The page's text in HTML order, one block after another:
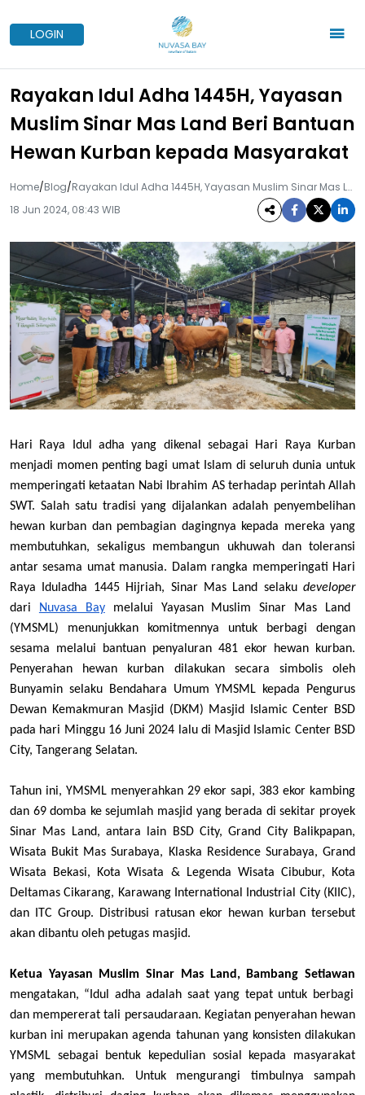
LOGIN
Rayakan Idul Adha 1445H, Yayasan
Muslim Sinar Mas Land Beri Bantuan
Hewan Kurban kepada Masyarakat
Home/Blog/
Rayakan Idul Adha 1445H, Yayasan Muslim Sinar Mas Land Beri Bantuan Hewan Kurban Kepada Masyarakat
18 Jun 2024, 08:43 WIB
Hari Raya Idul adha yang dikenal sebagai Hari Raya Kurban
menjadi momen penting bagi umat Islam di seluruh dunia untuk
memperingati ketaatan Nabi Ibrahim AS terhadap perintah Allah
SWT. Salah satu tradisi yang dijalankan adalah penyembelihan
hewan kurban dan pembagian dagingnya kepada mereka yang
membutuhkan, sekaligus membangun ukhuwah dan toleransi
antar sesama umat manusia. Dalam rangka memperingati Hari
Raya Iduladha 1445 Hijriah, Sinar Mas Land selaku developer
dari
Nuvasa Baymelalui Yayasan Muslim Sinar Mas Land
(YMSML) menunjukkan komitmennya untuk berbagi dengan
sesama melalui bantuan penyaluran 481 ekor hewan kurban.
Penyerahan hewan kurban dilakukan secara simbolis oleh
Bunyamin selaku Bendahara Umum YMSML kepada Pengurus
Dewan Kemakmuran Masjid (DKM) Masjid Islamic Center BSD
pada hari Minggu 16 Juni 2024 lalu di Masjid Islamic Center BSD
City, Tangerang Selatan.
Tahun ini, YMSML menyerahkan 29 ekor sapi, 383 ekor kambing
dan 69 domba ke sejumlah masjid yang berada di sekitar proyek
Sinar Mas Land, antara lain BSD City, Grand City Balikpapan,
Wisata Bukit Mas Surabaya, Klaska Residence Surabaya, Grand
Wisata Bekasi, Kota Wisata & Legenda Wisata Cibubur, Kota
Deltamas Cikarang, Karawang International Industrial City (KIIC),
dan ITC Group. Distribusi ratusan ekor hewan kurban tersebut
akan dibantu oleh petugas masjid.
Ketua Yayasan Muslim Sinar Mas Land, Bambang Setiawan
mengatakan, “Idul adha adalah saat yang tepat untuk berbagi
dan mempererat tali persaudaraan. Kegiatan penyerahan hewan
kurban ini merupakan agenda tahunan yang konsisten dilakukan
YMSML sebagai bentuk kepedulian sosial kepada masyarakat
yang membutuhkan. Untuk mengurangi timbulnya sampah